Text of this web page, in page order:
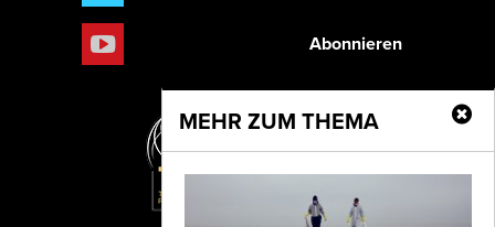
MEHR ZUM THEMA
Abonnieren